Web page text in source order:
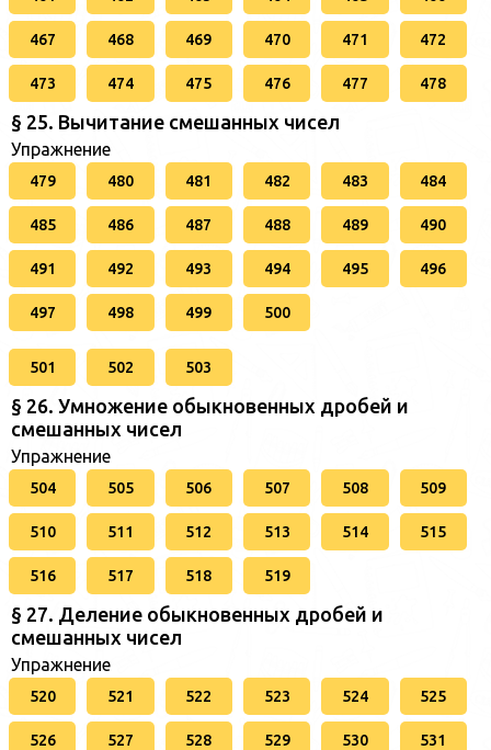
467 468 469 470 471 472
473 474 475 476 477 478
§ 25. Вычитание смешанных чисел
Упражнение
479 480 481 482 483 484
485 486 487 488 489 490
491 492 493 494 495 496
497 498 499 500
501 502 503
§ 26. Умножение обыкновенных дробей и
смешанных чисел
Упражнение
504 505 506 507 508 509
510 511 512 513 514 515
516 517 518 519
§ 27. Деление обыкновенных дробей и
смешанных чисел
Упражнение
520 521 522 523 524 525
526 527 528 529 530 531